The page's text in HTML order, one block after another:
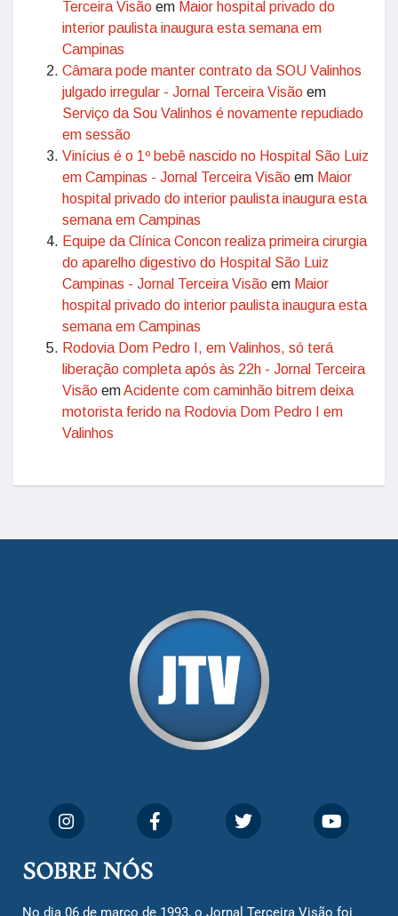
Terceira Visão em Maior hospital privado do
interior paulista inaugura esta semana em
Campinas
Câmara pode manter contrato da SOU Valinhos
julgado irregular - Jornal Terceira Visão em
Serviço da Sou Valinhos é novamente repudiado
em sessão
Vinícius é o 1º bebê nascido no Hospital São Luiz
em Campinas - Jornal Terceira Visão em Maior
hospital privado do interior paulista inaugura esta
semana em Campinas
Equipe da Clínica Concon realiza primeira cirurgia
do aparelho digestivo do Hospital São Luiz
Campinas - Jornal Terceira Visão em Maior
hospital privado do interior paulista inaugura esta
semana em Campinas
Rodovia Dom Pedro I, em Valinhos, só terá
liberação completa após às 22h - Jornal Terceira
Visão emAcidente com caminhão bitrem deixa
motorista ferido na Rodovia Dom Pedro I em
Valinhos
SOBRE NÓS
No dia 06 de março de 1993, o Jornal Terceira Visão foi